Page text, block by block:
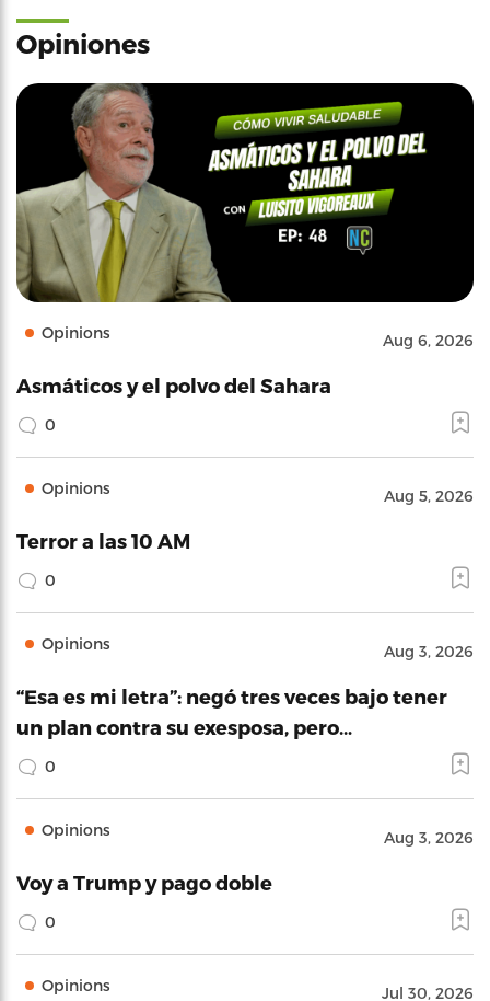
Opiniones
Opinions Aug 6, 2026
Asmáticos y el polvo del Sahara
0
Opinions Aug 5, 2026
Terror a las 10 AM
0
Opinions Aug 3, 2026
“Esa es mi letra”: negó tres veces bajo tener
un plan contra su exesposa, pero…
0
Opinions Aug 3, 2026
Voy a Trump y pago doble
0
Opinions Jul 30, 2026